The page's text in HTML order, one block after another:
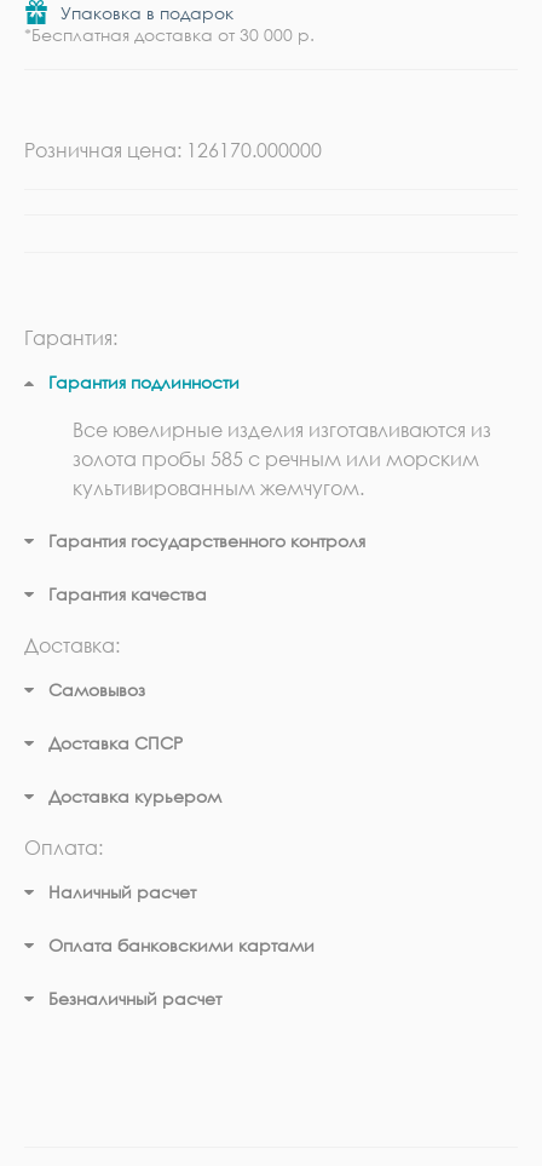
Упаковка в подарок
*Бесплатная доставка от 30 000 р.
Розничная цена: 126170.000000
Гарантия:
Гарантия подлинности
Все ювелирные изделия изготавливаются из
золота пробы 585 с речным или морским
культивированным жемчугом.
Гарантия государственного контроля
Гарантия качества
Доставка:
Самовывоз
Доставка СПСР
Доставка курьером
Оплата:
Наличный расчет
Оплата банковскими картами
Безналичный расчет